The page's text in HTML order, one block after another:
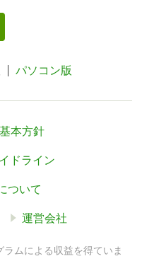
パソコン版
本方針
ドライン
ついて
運営会社
ムによる収益を得ていま